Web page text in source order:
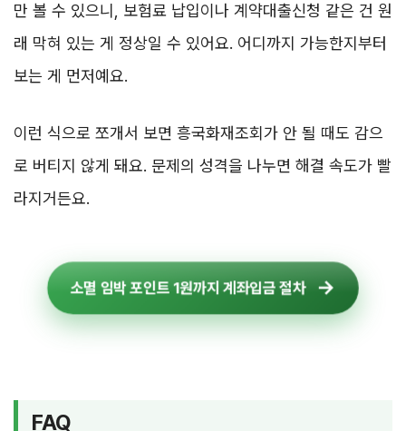
만 볼 수 있으니, 보험료 납입이나 계약대출신청 같은 건 원
래 막혀 있는 게 정상일 수 있어요. 어디까지 가능한지부터
보는 게 먼저예요.
이런 식으로 쪼개서 보면 흥국화재조회가 안 될 때도 감으
로 버티지 않게 돼요. 문제의 성격을 나누면 해결 속도가 빨
라지거든요.
소멸 임박 포인트 1원까지 계좌입금 절차
FAQ